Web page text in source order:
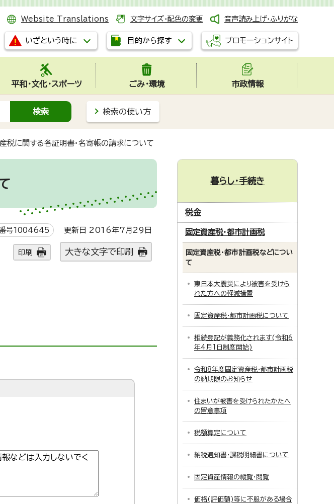
Website Translations 文字サイズ・配色の変更 音声読み上げ・ふりがな
いざという時に 目的から探す プロモーションサイト
平和・文化・スポーツ ごみ・環境 市政情報
検索の使い方
税に関する各証明書・名寄帳の請求について
番号1004645 更新日 2016年7月29日
印刷 大きな文字で印刷
暮らし・手続き
税金
固定資産税・都市計画税
固定資産税・都市計画税などについ
て
東日本大震災により被害を受けら
れた方への軽減措置
固定資産税・都市計画税について
相続登記が義務化されます(令和6
年4月1日制度開始)
令和8年度固定資産税・都市計画税
の納期限のお知らせ
住まいが被害を受けられたかたへ
の留意事項
税額算定について
納税通知書・課税明細書について
固定資産情報の縦覧・閲覧
価格(評価額)等に不服がある場合